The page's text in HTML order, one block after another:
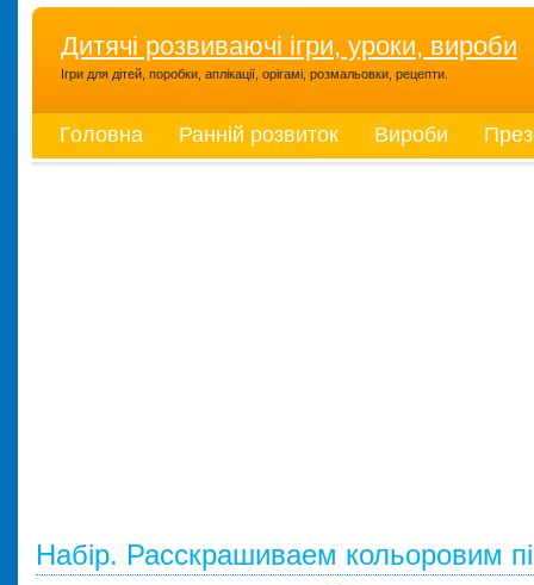
Дитячі розвиваючі ігри, уроки, вироби
Ігри для дітей, поробки, аплікації, орігамі, розмальовки, рецепти.
Головна Ранній розвиток Вироби
Набір. Расскрашиваем кольоровим